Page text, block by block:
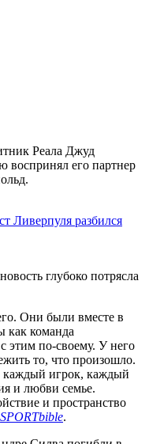
Реала Джуд
воспринял его партнер
Ливерпуля разбился
глубоко потрясла
Они были вместе в
как команда
этим по-своему. У него
то, что произошло.
каждый игрок, каждый
и любви семье.
и пространство
SPORTbible.